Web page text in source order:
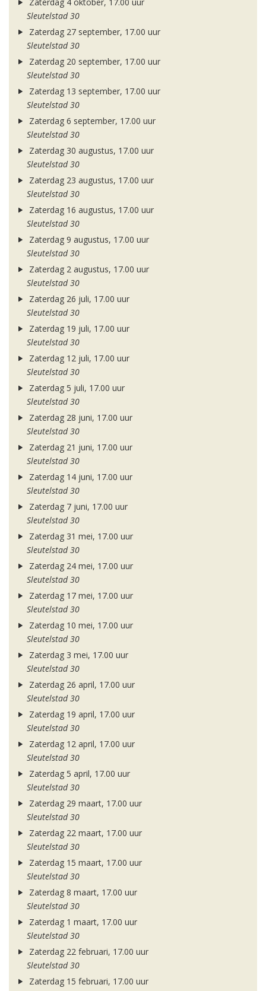
Zaterdag 4 oktober, 17.00 uur
Sleutelstad 30
Zaterdag 27 september, 17.00 uur
Sleutelstad 30
Zaterdag 20 september, 17.00 uur
Sleutelstad 30
Zaterdag 13 september, 17.00 uur
Sleutelstad 30
Zaterdag 6 september, 17.00 uur
Sleutelstad 30
Zaterdag 30 augustus, 17.00 uur
Sleutelstad 30
Zaterdag 23 augustus, 17.00 uur
Sleutelstad 30
Zaterdag 16 augustus, 17.00 uur
Sleutelstad 30
Zaterdag 9 augustus, 17.00 uur
Sleutelstad 30
Zaterdag 2 augustus, 17.00 uur
Sleutelstad 30
Zaterdag 26 juli, 17.00 uur
Sleutelstad 30
Zaterdag 19 juli, 17.00 uur
Sleutelstad 30
Zaterdag 12 juli, 17.00 uur
Sleutelstad 30
Zaterdag 5 juli, 17.00 uur
Sleutelstad 30
Zaterdag 28 juni, 17.00 uur
Sleutelstad 30
Zaterdag 21 juni, 17.00 uur
Sleutelstad 30
Zaterdag 14 juni, 17.00 uur
Sleutelstad 30
Zaterdag 7 juni, 17.00 uur
Sleutelstad 30
Zaterdag 31 mei, 17.00 uur
Sleutelstad 30
Zaterdag 24 mei, 17.00 uur
Sleutelstad 30
Zaterdag 17 mei, 17.00 uur
Sleutelstad 30
Zaterdag 10 mei, 17.00 uur
Sleutelstad 30
Zaterdag 3 mei, 17.00 uur
Sleutelstad 30
Zaterdag 26 april, 17.00 uur
Sleutelstad 30
Zaterdag 19 april, 17.00 uur
Sleutelstad 30
Zaterdag 12 april, 17.00 uur
Sleutelstad 30
Zaterdag 5 april, 17.00 uur
Sleutelstad 30
Zaterdag 29 maart, 17.00 uur
Sleutelstad 30
Zaterdag 22 maart, 17.00 uur
Sleutelstad 30
Zaterdag 15 maart, 17.00 uur
Sleutelstad 30
Zaterdag 8 maart, 17.00 uur
Sleutelstad 30
Zaterdag 1 maart, 17.00 uur
Sleutelstad 30
Zaterdag 22 februari, 17.00 uur
Sleutelstad 30
Zaterdag 15 februari, 17.00 uur